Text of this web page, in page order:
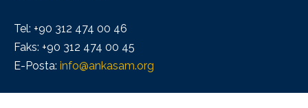
Tel: +90 312 474 00 46
Faks: +90 312 474 00 45
E-Posta: info@ankasam.org